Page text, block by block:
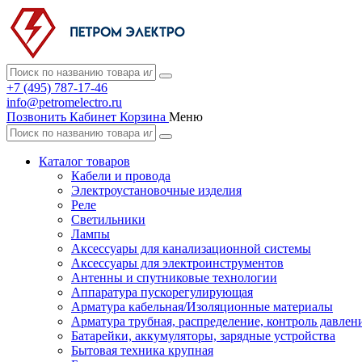
+7 (495) 787-17-46
info@petromelectro.ru
Позвонить Кабинет Корзина Меню
Каталог товаров
Кабели и провода
Электроустановочные изделия
Реле
Светильники
Лампы
Аксессуары для канализационной системы
Аксессуары для электроинструментов
Антенны и спутниковые технологии
Аппаратура пускорегулирующая
Арматура кабельная/Изоляционные материалы
Арматура трубная, распределение, контроль
Батарейки, аккумуляторы, зарядные устройства
Бытовая техника крупная